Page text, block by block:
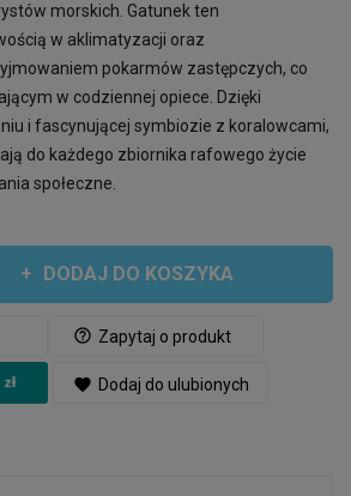
morskich. Gatunek ten
w aklimatyzacji oraz
pokarmów zastępczych, co
w codziennej opiece. Dzięki
i fascynującej symbiozie z koralowcami,
do każdego zbiornika rafowego życie
społeczne.
DODAJ DO KOSZYKA
help_outline Zapytaj o produkt
favorite Dodaj do ulubionych